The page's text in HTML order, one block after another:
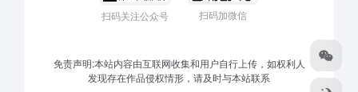
扫码关注公众号 扫码加微信
免责声明:本站内容由互联网收集和用户自行上传，如权利人
发现存在作品侵权情形，请及时与本站联系